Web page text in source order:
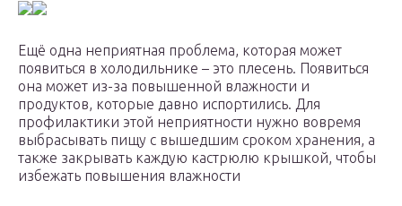
Ещё одна неприятная проблема, которая может
появиться в холодильнике – это плесень. Появиться
она может из-за повышенной влажности и
продуктов, которые давно испортились. Для
профилактики этой неприятности нужно вовремя
выбрасывать пищу с вышедшим сроком хранения, а
также закрывать каждую кастрюлю крышкой, чтобы
избежать повышения влажности